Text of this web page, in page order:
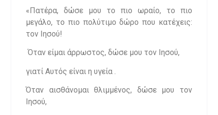
«Πατέρα, δώσε μου το πιο ωραίο, το πιο
μεγάλο, το πιο πολύτιμο δώρο που κατέχεις:
τον Ιησού!
Όταν είμαι άρρωστος, δώσε μου τον Ιησού,
γιατί Αυτός είναι η υγεία .
Όταν αισθάνομαι θλιμμένος, δώσε μου τον
Ιησού,